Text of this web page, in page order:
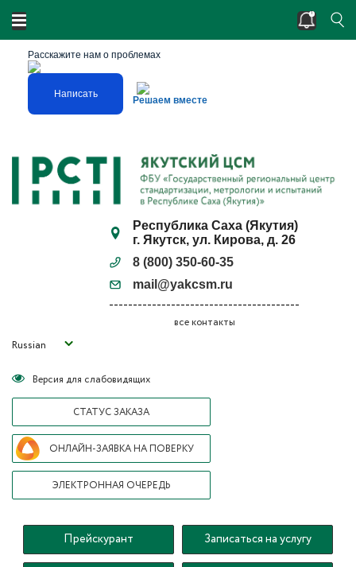
Двойные стандарты? Нарушено единство
Расскажите нам о проблемах
Написать
Решаем вместе
Республика Саха (Якутия)
г. Якутск, ул. Кирова, д. 26
8 (800) 350-60-35
mail@yakcsm.ru
все контакты
Russian
Версия для слабовидящих
СТАТУС ЗАКАЗА
ОНЛАЙН-ЗАЯВКА НА ПОВЕРКУ
ЭЛЕКТРОННАЯ ОЧЕРЕДЬ
Прейскурант Записаться на услугу